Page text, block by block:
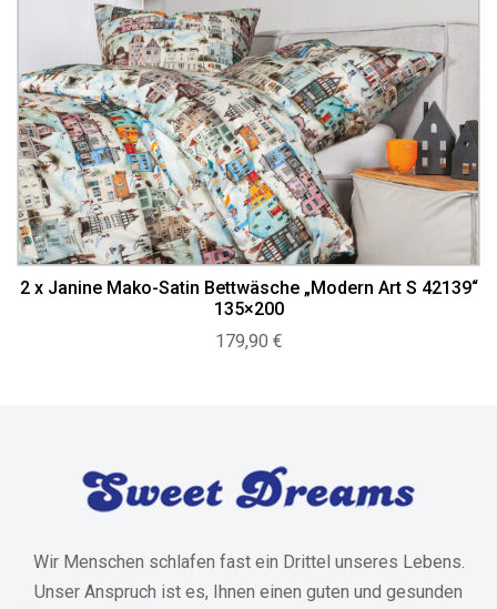
2 x Janine Mako-Satin Bettwäsche „Modern Art S 42139“
135×200
179,90 €
Wir Menschen schlafen fast ein Drittel unseres Lebens.
Unser Anspruch ist es, Ihnen einen guten und gesunden